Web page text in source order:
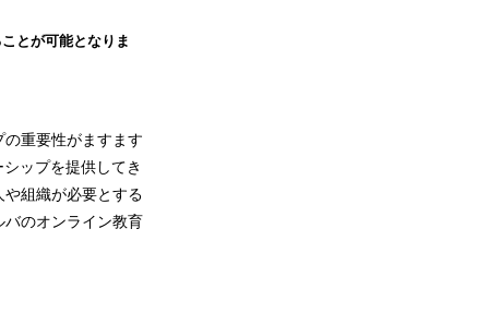
とが可能となりま
重要性がますます
ップを提供してき
組織が必要とする
のオンライン教育